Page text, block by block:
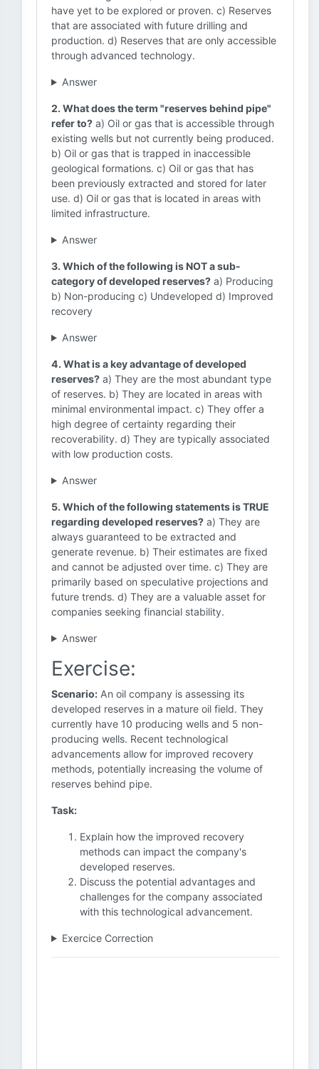
have yet to be explored or proven. c) Reserves
that are associated with future drilling and
production. d) Reserves that are only accessible
through advanced technology.
Answer
2. What does the term "reserves behind pipe"
refer to? a) Oil or gas that is accessible through
existing wells but not currently being produced.
b) Oil or gas that is trapped in inaccessible
geological formations. c) Oil or gas that has
been previously extracted and stored for later
use. d) Oil or gas that is located in areas with
limited infrastructure.
Answer
3. Which of the following is NOT a sub-
category of developed reserves? a) Producing
b) Non-producing c) Undeveloped d) Improved
recovery
Answer
4. What is a key advantage of developed
reserves? a) They are the most abundant type
of reserves. b) They are located in areas with
minimal environmental impact. c) They offer a
high degree of certainty regarding their
recoverability. d) They are typically associated
with low production costs.
Answer
5. Which of the following statements is TRUE
regarding developed reserves? a) They are
always guaranteed to be extracted and
generate revenue. b) Their estimates are fixed
and cannot be adjusted over time. c) They are
primarily based on speculative projections and
future trends. d) They are a valuable asset for
companies seeking financial stability.
Answer
Exercise:
Scenario: An oil company is assessing its
developed reserves in a mature oil field. They
currently have 10 producing wells and 5 non-
producing wells. Recent technological
advancements allow for improved recovery
methods, potentially increasing the volume of
reserves behind pipe.
Task:
Explain how the improved recovery
methods can impact the company's
developed reserves.
Discuss the potential advantages and
challenges for the company associated
with this technological advancement.
Exercice Correction